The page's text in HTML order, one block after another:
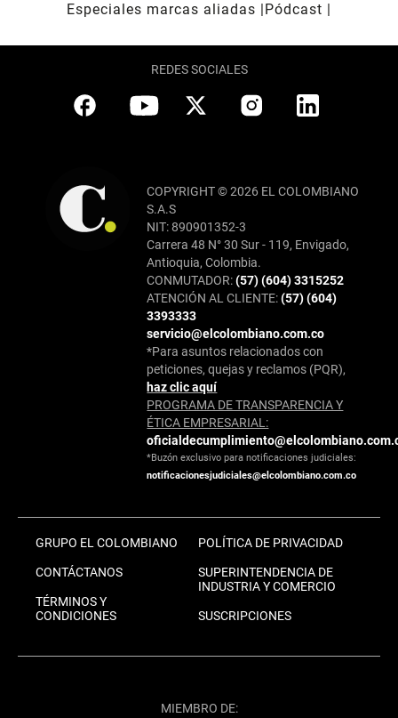
Especiales marcas aliadas
Pódcast
REDES SOCIALES
COPYRIGHT © 2026 EL COLOMBIANO
S.A.S
NIT: 890901352-3
Carrera 48 N° 30 Sur - 119, Envigado,
Antioquia, Colombia.
CONMUTADOR:(57) (604) 3315252
ATENCIÓN AL CLIENTE:(57) (604)
3393333
servicio@elcolombiano.com.co
*Para asuntos relacionados con
peticiones, quejas y reclamos (PQR),
haz clic aquí
PROGRAMA DE TRANSPARENCIA Y
ÉTICA EMPRESARIAL:
*Buzón exclusivo para notificaciones judiciales:
notificacionesjudiciales@elcolombiano.com.co
GRUPO EL COLOMBIANO
CONTÁCTANOS
TÉRMINOS Y
CONDICIONES
POLÍTICA DE PRIVACIDAD
SUPERINTENDENCIA DE
INDUSTRIA Y COMERCIO
SUSCRIPCIONES
MIEMBRO DE: